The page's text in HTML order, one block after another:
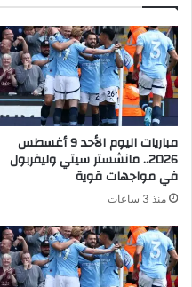
مباريات اليوم الأحد 9 أغسطس
2026.. مانشستر سيتي وليفربول
في مواجهات قوية
منذ 3 ساعات